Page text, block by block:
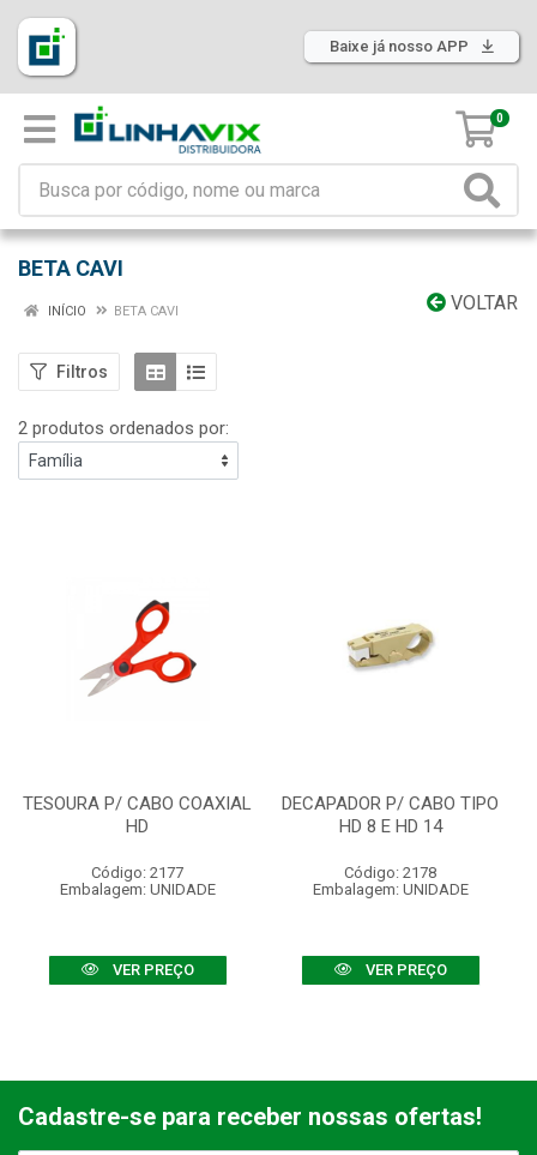
Baixe já nosso APP
0
BETA CAVI
VOLTAR
INÍCIO BETA CAVI
Filtros
2 produtos ordenados por:
TESOURA P/ CABO COAXIAL
HD
Código: 2177
Embalagem: UNIDADE
VER PREÇO
DECAPADOR P/ CABO TIPO
HD 8 E HD 14
Código: 2178
Embalagem: UNIDADE
VER PREÇO
Cadastre-se para receber nossas ofertas!